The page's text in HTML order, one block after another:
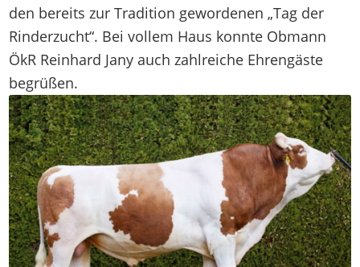
den bereits zur Tradition gewordenen „Tag der
Rinderzucht“. Bei vollem Haus konnte Obmann
ÖkR Reinhard Jany auch zahlreiche Ehrengäste
begrüßen.